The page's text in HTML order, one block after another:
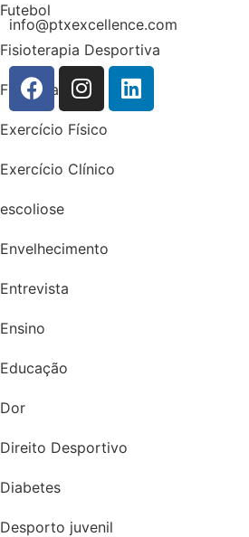
Futebol
Fisioterapia Desportiva
Fisioterapia
Exercício Físico
Exercício Clínico
escoliose
Envelhecimento
Entrevista
Ensino
Educação
Dor
Direito Desportivo
Diabetes
Desporto juvenil
info@ptxexcellence.com